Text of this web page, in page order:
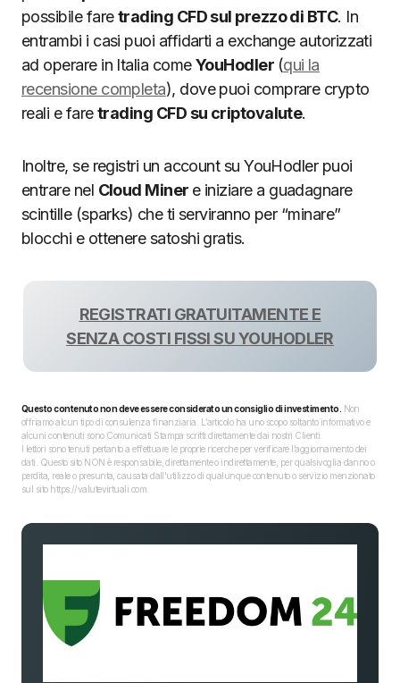
possibile faretrading CFD sul prezzo di BTC. In
entrambi i casi puoi affidarti a exchange autorizzati
ad operare in Italia comeYouHodler (qui la
recensione completa), dove puoi comprare crypto
reali e faretrading CFD su criptovalute.
Inoltre, se registri un account su YouHodler puoi
entrare nel Cloud Miner e iniziare a guadagnare
scintille (sparks) che ti serviranno per “minare”
blocchi e ottenere satoshi gratis.
REGISTRATI GRATUITAMENTE E
SENZA COSTI FISSI SU YOUHODLER
Questo contenuto non deve essere considerato un consiglio di investimento. Non
offriamo alcun tipo di consulenza finanziaria. L’articolo ha uno scopo soltanto informativo e
alcuni contenuti sono Comunicati Stampa scritti direttamente dai nostri Clienti.
I lettori sono tenuti pertanto a effettuare le proprie ricerche per verificare l’aggiornamento dei
dati. Questo sito NON è responsabile, direttamente o indirettamente, per qualsivoglia danno o
perdita, reale o presunta, causata dall'utilizzo di qualunque contenuto o servizio menzionato
sul sito https://valutevirtuali.com.